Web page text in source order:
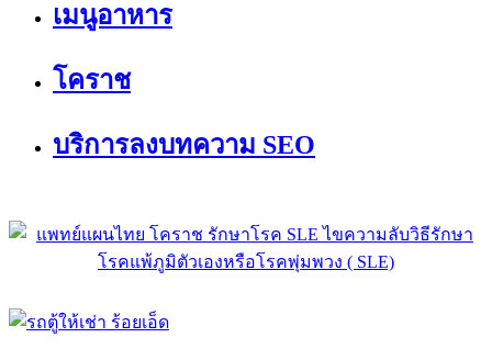
เมนูอาหาร
โคราช
บริการลงบทความ SEO